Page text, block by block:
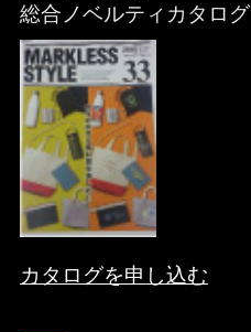
総合ノベルティカタログ
カタログを申し込む